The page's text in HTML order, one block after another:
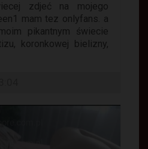
zdjeć na mojego
mam tez onlyfans. a
pikantnym świecie
koronkowej bielizny,